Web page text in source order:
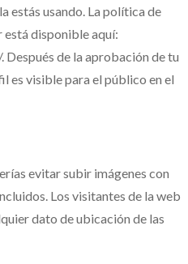
estás usando. La política de
disponible aquí:
de la aprobación de tu
es visible para el público en el
evitar subir imágenes con
Los visitantes de la web
dato de ubicación de las